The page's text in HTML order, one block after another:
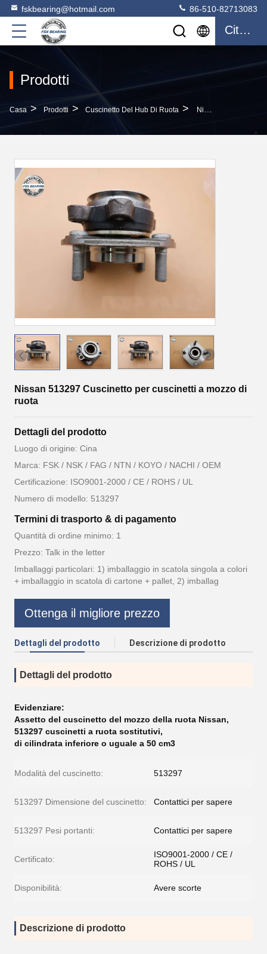
fskbearing@hotmail.com 86-510-82713083
Citazione
Prodotti
Casa > Prodotti > Cuscinetto Del Hub Di Ruota > Nissan 513297 Cuscinetto Per Cuscinetti A Mozzo Di Ruota
Nissan 513297 Cuscinetto per cuscinetti a mozzo di
ruota
Dettagli del prodotto
Luogo di origine: Cina
Marca: FSK / NSK / FAG / NTN / KOYO / NACHI / OEM
Certificazione: ISO9001-2000 / CE / ROHS / UL
Numero di modello: 513297
Termini di trasporto & di pagamento
Quantità di ordine minimo: 1
Prezzo: Talk in the letter
Imballaggi particolari: 1) imballaggio in scatola singola a colori
+ imballaggio in scatola di cartone + pallet, 2) imballag
Ottenga il migliore prezzo
Dettagli del prodotto Descrizione di prodotto
Dettagli del prodotto
Evidenziare:
Assetto del cuscinetto del mozzo della ruota Nissan,
513297 cuscinetti a ruota sostitutivi,
di cilindrata inferiore o uguale a 50 cm3
Modalità del cuscinetto: 513297
513297 Dimensione del cuscinetto: Contattici per sapere
513297 Pesi portanti: Contattici per sapere
Certificato:
ISO9001-2000 / CE /
ROHS / UL
Disponibilità: Avere scorte
Descrizione di prodotto